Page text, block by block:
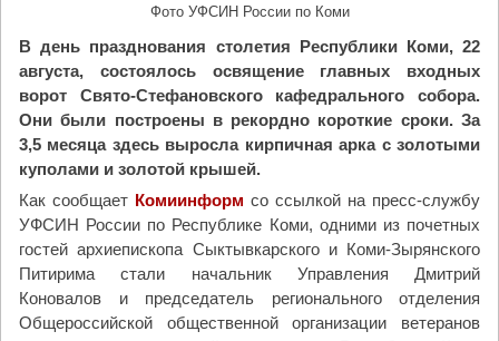
я
Г
р
о
м
а
д
с
к
о
г
о
)
н
с
е
«
Р
у
с
Фото УФСИН России по Коми
В день празднования столетия Республики Коми, 22
августа, состоялось освящение главных входных
ворот Свято-Стефановского кафедрального собора.
Они были построены в рекордно короткие сроки. За
3,5 месяца здесь выросла кирпичная арка с золотыми
куполами и золотой крышей.
Как сообщает Комиинформ со ссылкой на пресс-службу
УФСИН России по Республике Коми, одними из почетных
гостей архиепископа Сыктывкарского и Коми-Зырянского
Питирима стали начальник Управления Дмитрий
Коновалов и председатель регионального отделения
Общероссийской общественной организации ветеранов